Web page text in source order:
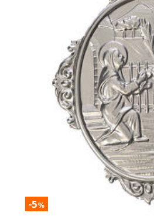
-5%